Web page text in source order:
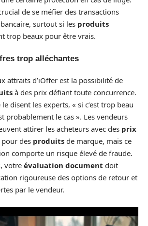
de se méfier des transactions
surtout si les produits
trop beaux pour être vrais.
trop alléchantes
attraits d’iOffer est la possibilité de
à des prix défiant toute concurrence.
disent les experts, « si c’est trop beau
probablement le cas ». Les vendeurs
attirer les acheteurs avec des prix
des produits de marque, mais ce
comporte un risque élevé de fraude.
votre évaluation document doit
rigoureuse des options de retour et
par le vendeur.